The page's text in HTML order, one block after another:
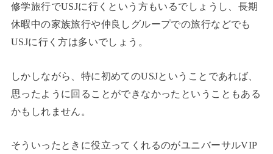
修学旅行でUSJに行くという方もいるでしょうし、長期
休暇中の家族旅行や仲良しグループでの旅行などでも
USJに行く方は多いでしょう。
しかしながら、特に初めてのUSJということであれば、
思ったように回ることができなかったということもある
かもしれません。
そういったときに役立ってくれるのがユニバーサルVIP